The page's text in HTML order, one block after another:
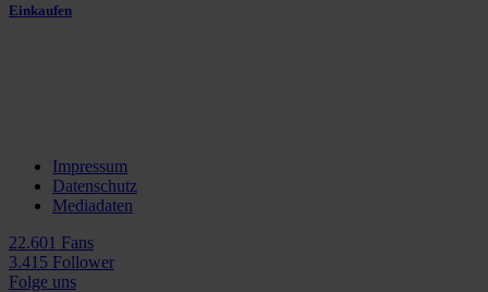
Einkaufen
Impressum
Datenschutz
Mediadaten
22.601 Fans
3.415 Follower
Folge uns